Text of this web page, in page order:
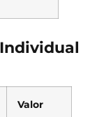
Valor